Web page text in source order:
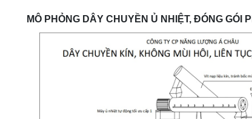
MÔ PHỎNG DÂY CHUYỀN Ủ NHIỆT, ĐÓNG GÓI